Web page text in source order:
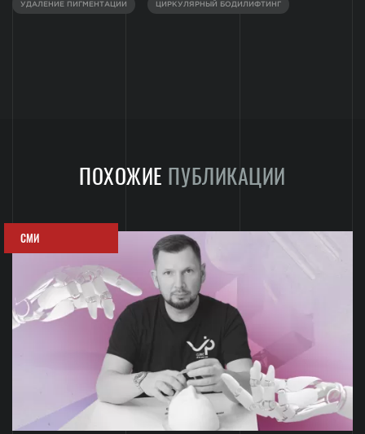
УДАЛЕНИЕ ПИГМЕНТАЦИИ ЦИРКУЛЯРНЫЙ БОДИЛИФТИНГ
ПОХОЖИЕ ПУБЛИКАЦИИ
СМИ